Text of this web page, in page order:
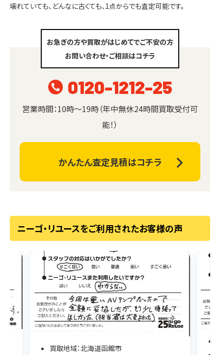
壊れていても、どんなに古くても、1点からでも査定可能です。
お急ぎの方や買取がはじめてでご不安の方
お問い合わせ・ご相談はコチラ
0120-1212-25
営業時間：10時～19時（年中無休24時間買取受付可
能！）
かんたん査定見積はコチラ
ニーゴ・リユースをご利用されたお客様の声
買取地域：北海道函館市